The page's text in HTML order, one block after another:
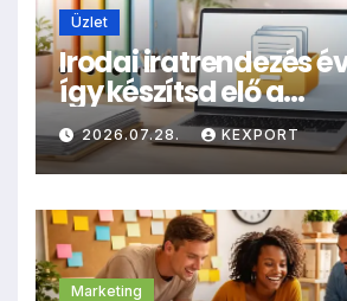
Üzlet
Irodai iratrendezés
így készítsd elő a
dokumentumokat
archiválásra
2026.07.28. KEXPORT
Marketing